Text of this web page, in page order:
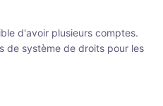
d'avoir plusieurs comptes.
de système de droits pour les